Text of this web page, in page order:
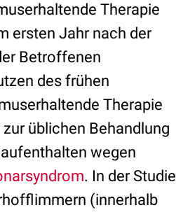
Therapie
ersten Jahr nach der
Betroffenen
des frühen
Therapie
üblichen Behandlung
wegen
. In der Studie
(innerhalb